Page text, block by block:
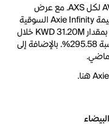
السعر الحالي لـ Axie Infinity هو AVAX 0.1320 لكل AXS. مع عرض
متداول يبلغ 174.4M AXS، فإن هذا يعني أن قيمة Axie Infinity السوقية
تبلغ 47.34M. ارتفع حجم تداول Axie Infinity بمقدار KWD 31.20M خلال
الـ 24 ساعة الماضية، وهو ما يمثل ارتفاع بنسبة 295.58%. بالإضافة إلى